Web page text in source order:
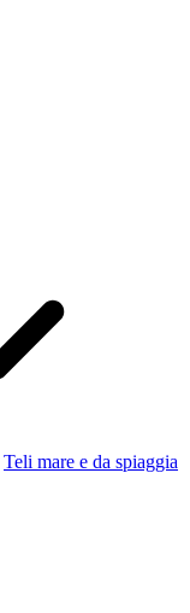
Teli mare e da spiaggia